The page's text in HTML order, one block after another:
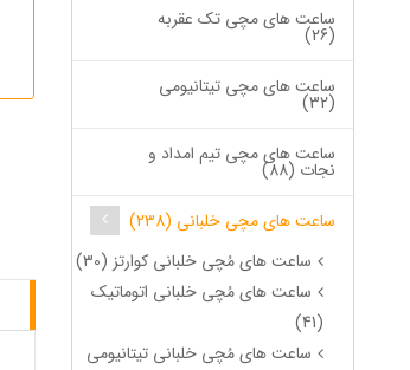
ساعت های مچی تک عقربه
(26)
ساعت های مچی تیتانیومی
(32)
ساعت های مچی تیم امداد و
نجات (88)
ساعت های مچی خلبانی (238)
ساعت های مُچی خلبانی کوارتز (30)
ساعت های مُچی خلبانی اتوماتیک
(41)
ساعت های مُچی خلبانی تیتانیومی